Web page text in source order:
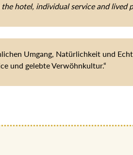
hotel, individual service and lived
Umgang, Natürlichkeit und
und gelebte Verwöhnkultur.“